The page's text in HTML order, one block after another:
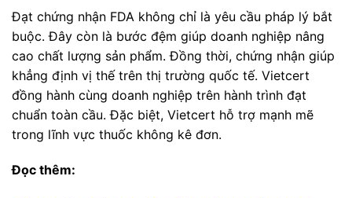
Đạt chứng nhận FDA không chỉ là yêu cầu pháp lý bắt
buộc. Đây còn là bước đệm giúp doanh nghiệp nâng
cao chất lượng sản phẩm. Đồng thời, chứng nhận giúp
khẳng định vị thế trên thị trường quốc tế. Vietcert
đồng hành cùng doanh nghiệp trên hành trình đạt
chuẩn toàn cầu. Đặc biệt, Vietcert hỗ trợ mạnh mẽ
trong lĩnh vực thuốc không kê đơn.
Đọc thêm: